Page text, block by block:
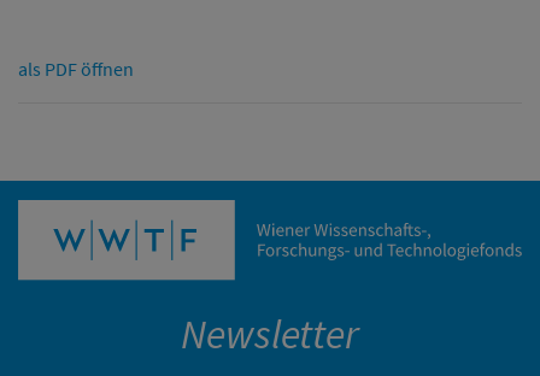
als PDF öffnen
Newsletter